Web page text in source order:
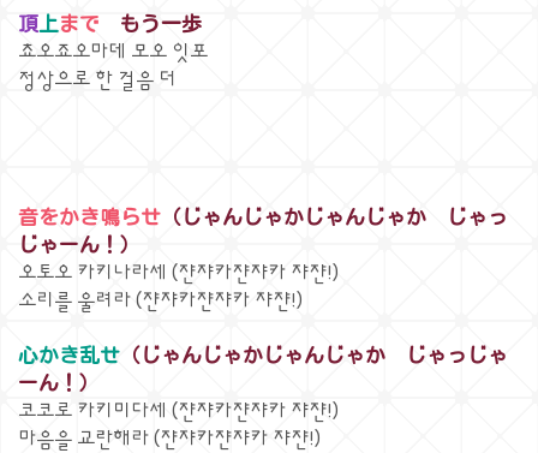
頂上まで
もう一歩
쵸오죠오마데 모오 잇포
정상으로 한 걸음 더
音をかき鳴らせ （じゃんじゃかじゃんじゃか じゃっ
じゃーん！）
오토오 카키나라세 (쟌쟈카쟌쟈카 쟈쟌!)
소리를 울려라 (쟌쟈카쟌쟈카 쟈쟌!)
心かき乱せ （じゃんじゃかじゃんじゃか じゃっじゃ
ーん！）
코코로 카키미다세 (쟌쟈카쟌쟈카 쟈쟌!)
마음을 교란해라 (쟌쟈카쟌쟈카 쟈쟌!)